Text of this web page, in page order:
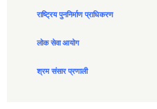
राष्ट्रिय पुननिर्माण प्राधिकरण
लोक सेवा आयोग
श्रम संसार प्रणाली